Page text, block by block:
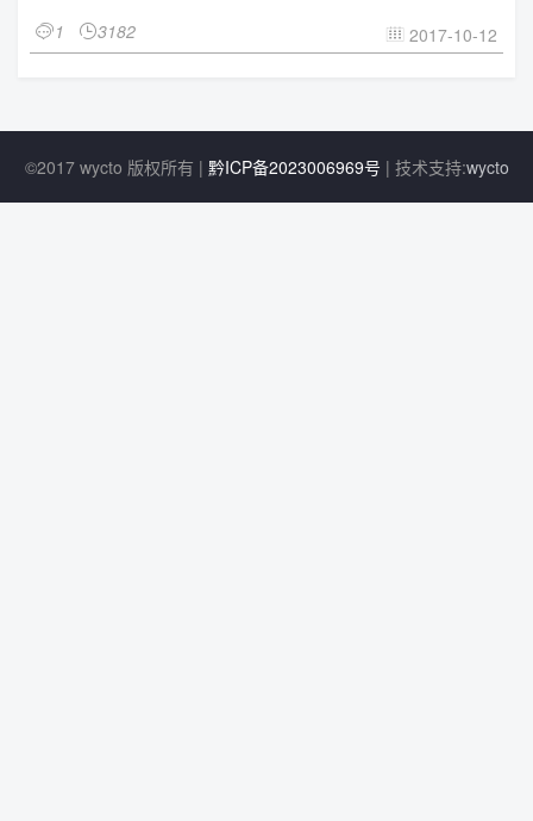
1 3182  2017-10-12
©2017 wycto 版权所有 | 黔ICP备2023006969号 | 技术支持:wycto